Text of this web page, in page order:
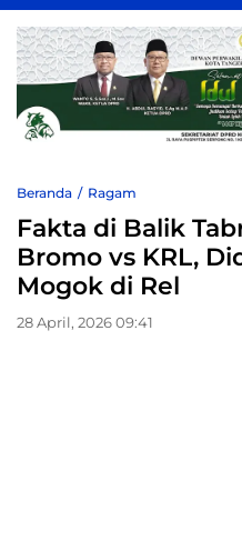
Beranda Ragam
Fakta di Balik
Bromo vs KRL,
Mogok di Rel
28 April, 2026 09:41